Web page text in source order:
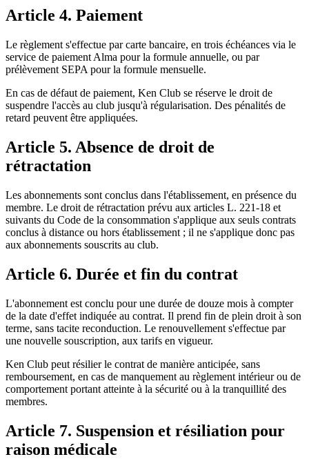
Article 4. Paiement
Le règlement s'effectue par carte bancaire, en trois échéances via le
service de paiement Alma pour la formule annuelle, ou par
prélèvement SEPA pour la formule mensuelle.
En cas de défaut de paiement, Ken Club se réserve le droit de
suspendre l'accès au club jusqu'à régularisation. Des pénalités de
retard peuvent être appliquées.
Article 5. Absence de droit de
rétractation
Les abonnements sont conclus dans l'établissement, en présence du
membre. Le droit de rétractation prévu aux articles L. 221-18 et
suivants du Code de la consommation s'applique aux seuls contrats
conclus à distance ou hors établissement ; il ne s'applique donc pas
aux abonnements souscrits au club.
Article 6. Durée et fin du contrat
L'abonnement est conclu pour une durée de douze mois à compter
de la date d'effet indiquée au contrat. Il prend fin de plein droit à son
terme, sans tacite reconduction. Le renouvellement s'effectue par
une nouvelle souscription, aux tarifs en vigueur.
Ken Club peut résilier le contrat de manière anticipée, sans
remboursement, en cas de manquement au règlement intérieur ou de
comportement portant atteinte à la sécurité ou à la tranquillité des
membres.
Article 7. Suspension et résiliation pour
raison médicale